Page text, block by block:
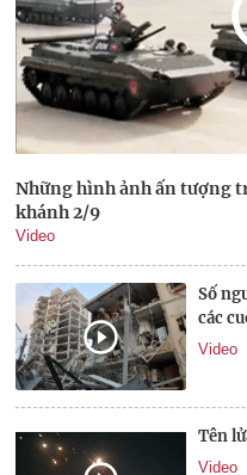
Những hình ảnh ấn tượng
khánh 2/9
Video
Số
các
Video
Tên
Video